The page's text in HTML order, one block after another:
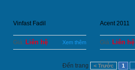
Vinfast Fadil
Giá: Liên hệ Xem thêm
Acent 2011
Giá: Liên hệ
Đến trang < Trước 1